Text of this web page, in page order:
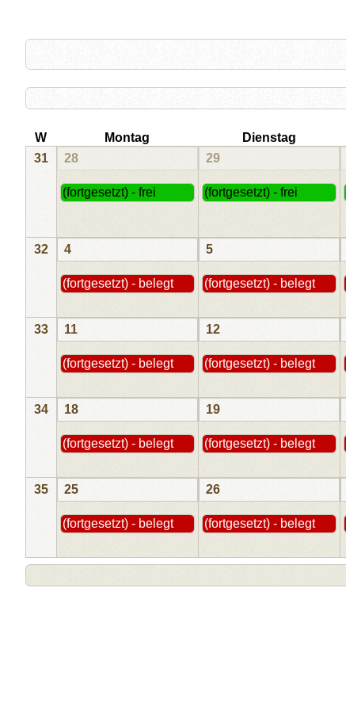
W
Montag Dienstag
31
28
(fortgesetzt) - frei
29
(fortgesetzt) - frei
32 4
(fortgesetzt) - belegt
5
(fortgesetzt) - belegt
33 11
(fortgesetzt) - belegt
12
(fortgesetzt) - belegt
34 18
(fortgesetzt) - belegt
19
(fortgesetzt) - belegt
35 25
(fortgesetzt) - belegt
26
(fortgesetzt) - belegt